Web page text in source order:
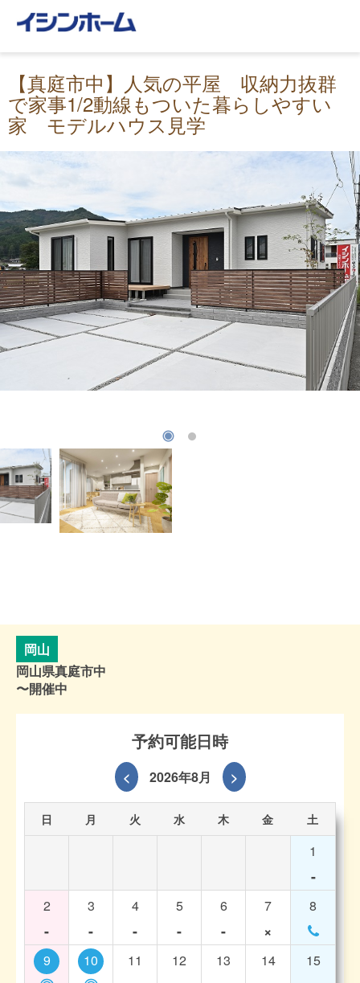
【真庭市中】人気の平屋 収納力抜群
で家事1/2動線もついた暮らしやすい
家 モデルハウス見学
岡山
岡山県真庭市中
〜開催中
予約可能日時
< 2026年8月 >
日 月 火 水 木 金 土
1
-
2
-
3
-
4
-
5
-
6
-
7
×
8
9 10 11 12 13 14 15